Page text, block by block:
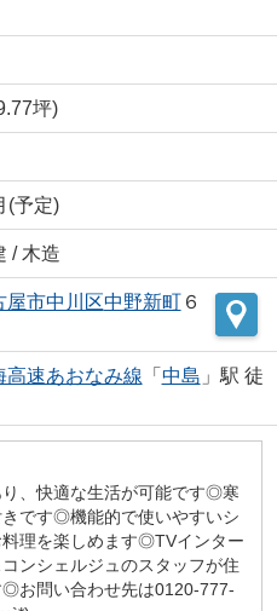
坪)
(予定)
/ 木造
屋市中川区中野新町６
高速あおなみ線 「 中島 」駅 徒
、快適な生活が可能です◎寒
です◎機能的で使いやすいシ
理を楽しめます◎TVインター
ンシェルジュのスタッフが住
◎お問い合わせ先は0120-777-